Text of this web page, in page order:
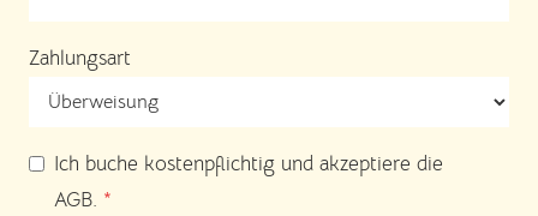
Zahlungsart
Ich buche kostenpflichtig und akzeptiere die
AGB. *